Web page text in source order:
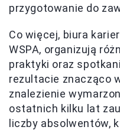
przygotowanie do
Co więcej, biura
WSPA, organizują
praktyki oraz
rezultacie znacząco
znalezienie
ostatnich kilku lat
liczby absolwentów,